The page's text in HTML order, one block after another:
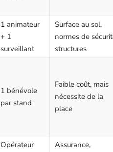
1 animateur
+ 1
surveillant
Surface au sol,
normes de
structures
1 bénévole
par stand
Faible coût, mais
nécessite de la
place
Opérateur
Assurance,